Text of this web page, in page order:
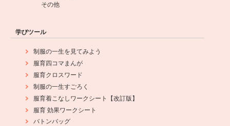
その他
学びツール
制服の一生を見てみよう
服育四コマまんが
服育クロスワード
制服の一生すごろく
服育着こなしワークシート【改訂版】
服育 効果ワークシート
バトンバッグ